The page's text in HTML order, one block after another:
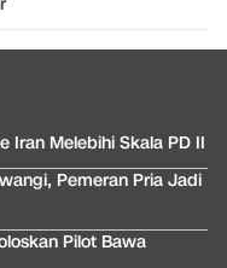
Iran Melebihi Skala PD II
Pemeran Pria Jadi
Pilot Bawa